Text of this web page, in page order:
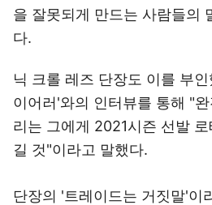
을 잘못되게 만드는 사람들의
다.
닉 크롤 레즈 단장도 이를 부
이어러'와의 인터뷰를 통해 "
리는 그에게 2021시즌 선발
길 것"이라고 말했다.
단장의 '트레이드는 거짓말'이